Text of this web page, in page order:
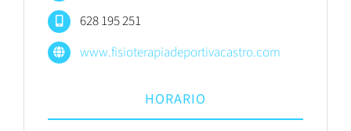
628 195 251
www.fisioterapiadeportivacastro.com
HORARIO